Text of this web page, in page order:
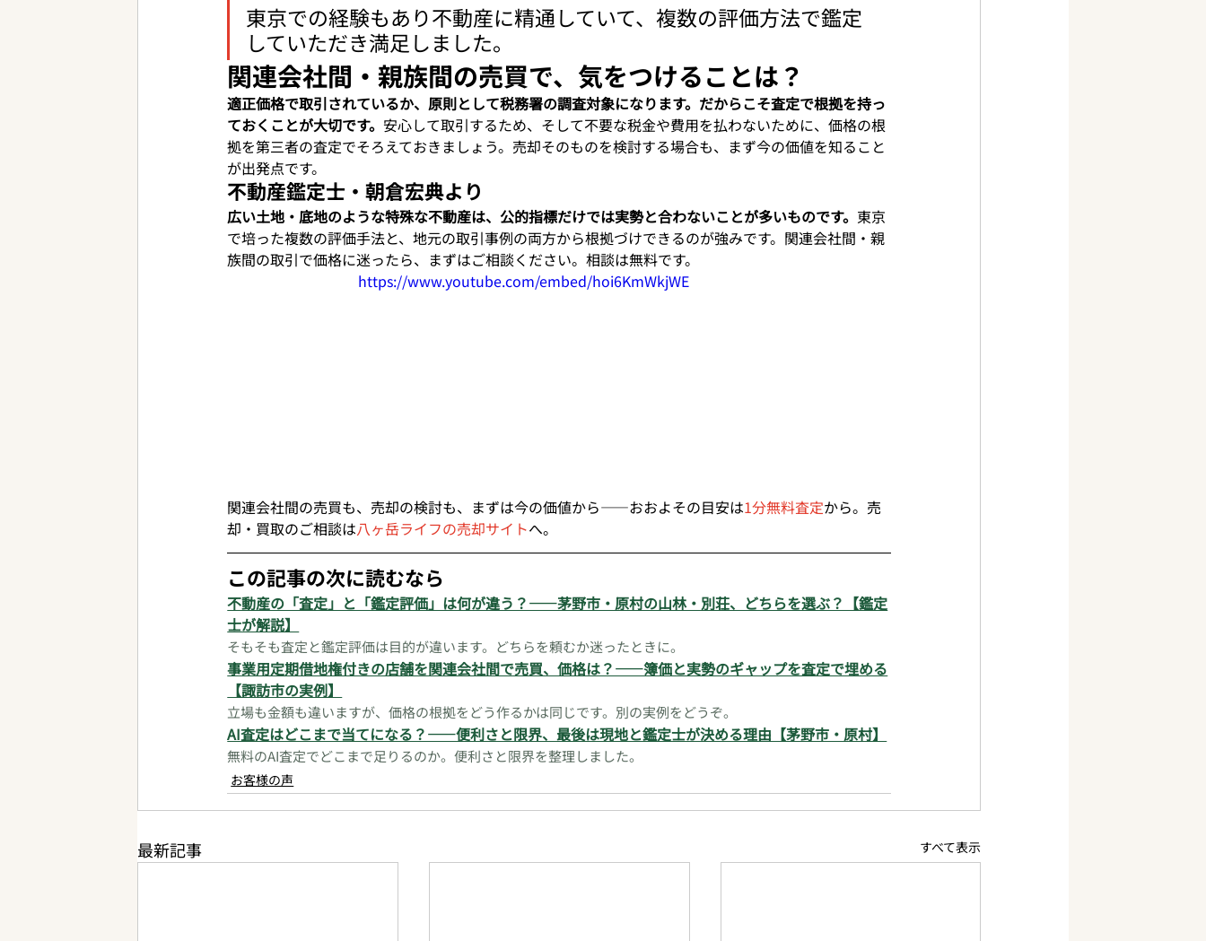
東京での経験もあり不動産に精通していて、複数の評価方法で鑑定
していただき満足しました。
関連会社間・親族間の売買で、気をつけることは？
適正価格で取引されているか、原則として税務署の調査対象になります。だからこそ査定で根拠を持っ
ておくことが大切です。 安心して取引するため、そして不要な税金や費用を払わないために、価格の根
拠を第三者の査定でそろえておきましょう。売却そのものを検討する場合も、まず今の価値を知ること
が出発点です。
不動産鑑定士・朝倉宏典より
広い土地・底地のような特殊な不動産は、公的指標だけでは実勢と合わないことが多いものです。 東京
で培った複数の評価手法と、地元の取引事例の両方から根拠づけできるのが強みです。関連会社間・親
族間の取引で価格に迷ったら、まずはご相談ください。相談は無料です。
https://www.youtube.com/embed/hoi6KmWkjWE
関連会社間の売買も、売却の検討も、まずは今の価値から——おおよその目安は1分無料査定から。売
却・買取のご相談は八ヶ岳ライフの売却サイトへ。
この記事の次に読むなら
不動産の「査定」と「鑑定評価」は何が違う？——茅野市・原村の山林・別荘、どちらを選ぶ？【鑑定
士が解説】
そもそも査定と鑑定評価は目的が違います。どちらを頼むか迷ったときに。
事業用定期借地権付きの店舗を関連会社間で売買、価格は？——簿価と実勢のギャップを査定で埋める
【諏訪市の実例】
立場も金額も違いますが、価格の根拠をどう作るかは同じです。別の実例をどうぞ。
AI査定はどこまで当てになる？——便利さと限界、最後は現地と鑑定士が決める理由【茅野市・原村】
無料のAI査定でどこまで足りるのか。便利さと限界を整理しました。
お客様の声
最新記事 すべて表示